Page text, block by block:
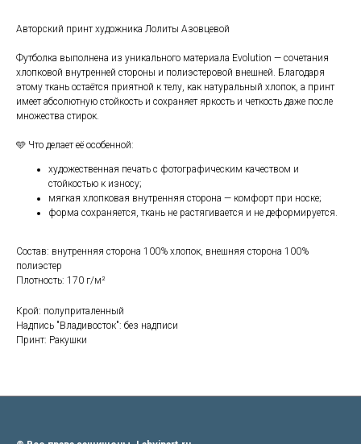
Авторский принт художника Лолиты Азовцевой
Футболка выполнена из уникального материала Evolution — сочетания
хлопковой внутренней стороны и полиэстеровой внешней. Благодаря
этому ткань остаётся приятной к телу, как натуральный хлопок, а принт
имеет абсолютную стойкость и сохраняет яркость и четкость даже после
множества стирок.
🩵 Что делает её особенной:
художественная печать с фотографическим качеством и
стойкостью к износу;
мягкая хлопковая внутренняя сторона — комфорт при носке;
форма сохраняется, ткань не растягивается и не деформируется.
Состав: внутренняя сторона 100% хлопок, внешняя сторона 100%
полиэстер
Плотность: 170 г/м²
Крой: полуприталенный
Надпись "Владивосток": без надписи
Принт: Ракушки